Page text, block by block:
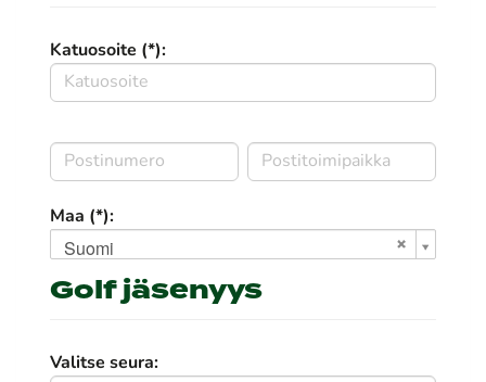
Katuosoite (*):
Maa (*):
Suomi
Golf jäsenyys
Valitse seura: